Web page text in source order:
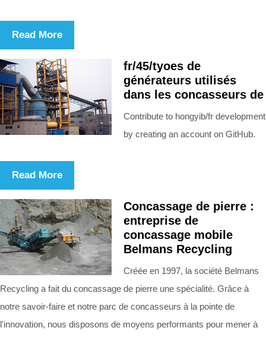
Read More
fr/45/tyoes de
générateurs utilisés
dans les concasseurs de
Contribute to hongyib/fr development
by creating an account on GitHub.
Read More
Concassage de pierre :
entreprise de
concassage mobile
Belmans Recycling
Créée en 1997, la société Belmans
Recycling a fait du concassage de pierre une spécialité. Grâce à
notre savoir-faire et notre parc de concasseurs à la pointe de
l'innovation, nous disposons de moyens performants pour mener à